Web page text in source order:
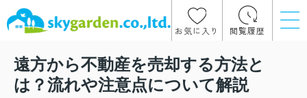
お気に入り 閲覧履歴
遠方から不動産を売却する方法と
は？流れや注意点について解説